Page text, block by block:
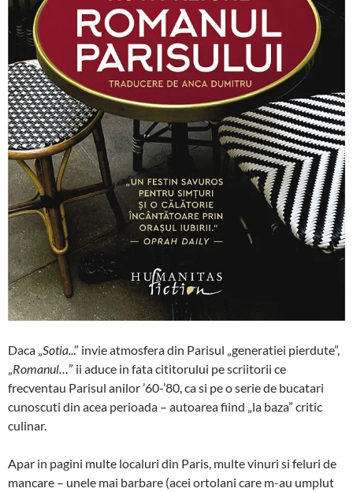
Daca „ Sotia.. .” invie atmosfera din Parisul „generatiei pierdute”,
Romanul… ” ii aduce in fata cititorului pe scriitorii ce
frecventau Parisul anilor ’60-’80, ca si pe o serie de bucatari
cunoscuti din acea perioada – autoarea fiind „la baza” critic
culinar.
Apar in pagini multe localuri din Paris, multe vinuri si feluri de
mancare – unele mai barbare (acei ortolani care m-au umplut